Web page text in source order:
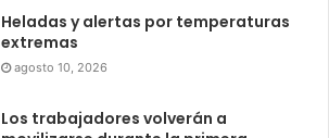
Heladas y alertas por temperaturas
extremas
agosto 10, 2026
Los trabajadores volverán a